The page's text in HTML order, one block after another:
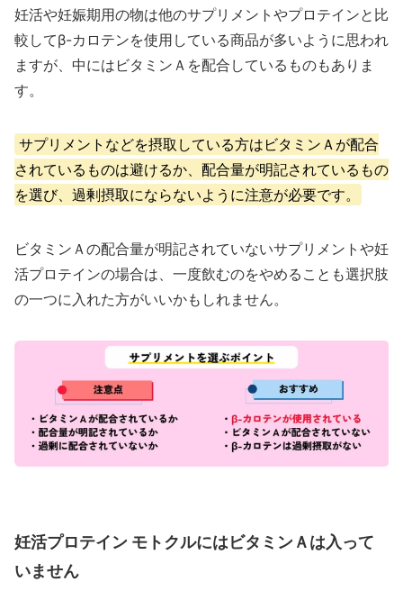
妊活や妊娠期用の物は他のサプリメントやプロテインと比
較してβ-カロテンを使用している商品が多いように思われ
ますが、中にはビタミンＡを配合しているものもありま
す。
サプリメントなどを摂取している方はビタミンＡが配合
されているものは避けるか、配合量が明記されているもの
を選び、過剰摂取にならないように注意が必要です。
ビタミンＡの配合量が明記されていないサプリメントや妊
活プロテインの場合は、一度飲むのをやめることも選択肢
の一つに入れた方がいいかもしれません。
妊活プロテイン モトクルにはビタミンＡは入って
いません